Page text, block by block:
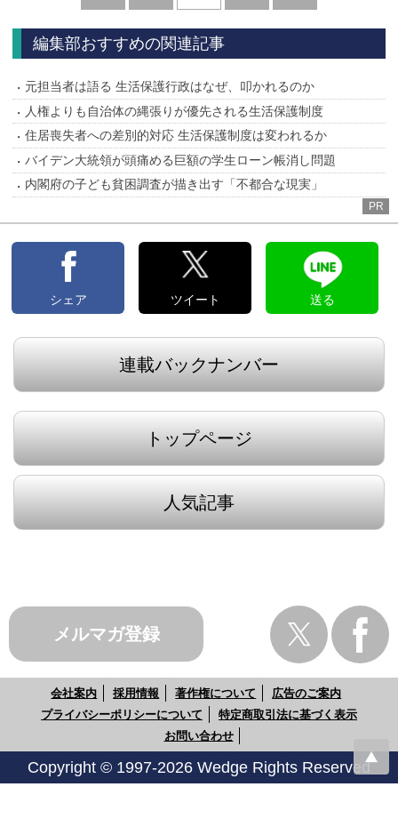
へ
へ
編集部おすすめの関連記事
元担当者は語る 生活保護行政はなぜ、叩かれるのか
人権よりも自治体の縄張りが優先される生活保護制度
住居喪失者への差別的対応 生活保護制度は変われるか
バイデン大統領が頭痛める巨額の学生ローン帳消し問題
内閣府の子ども貧困調査が描き出す「不都合な現実」
PR
シェア ツイート 送る
連載バックナンバー
トップページ
人気記事
メルマガ登録
会社案内 採用情報 著作権について
広告のご案内
プライバシーポリシーについて
特定商取引法に基づく表示
お問い合わせ
Copyright © 1997-2026 Wedge Rights Reserved